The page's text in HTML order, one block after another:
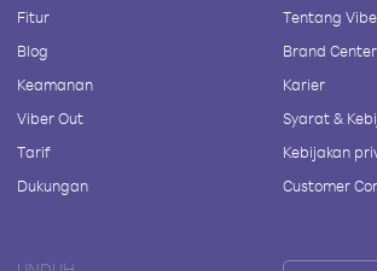
Fitur
Blog
Keamanan
Viber Out
Tarif
Dukungan
Tentang
Brand Center
Karier
Syarat &
Kebijakan
Customer